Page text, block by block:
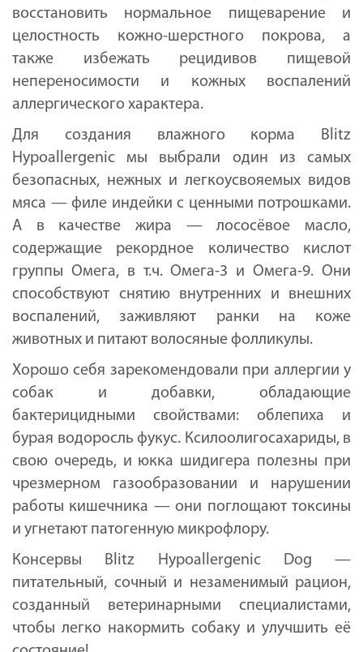
восстановить нормальное пищеварение и
целостность кожно-шерстного покрова, а
также избежать рецидивов пищевой
непереносимости и кожных воспалений
аллергического характера.
Для создания влажного корма Blitz
Hypoallergenic мы выбрали один из самых
безопасных, нежных и легкоусвояемых видов
мяса — филе индейки с ценными потрошками.
А в качестве жира — лососёвое масло,
содержащие рекордное количество кислот
группы Омега, в т.ч. Омега-3 и Омега-9. Они
способствуют снятию внутренних и внешних
воспалений, заживляют ранки на коже
животных и питают волосяные фолликулы.
Хорошо себя зарекомендовали при аллергии у
собак и добавки, обладающие
бактерицидными свойствами: облепиха и
бурая водоросль фукус. Ксилоолигосахариды, в
свою очередь, и юкка шидигера полезны при
чрезмерном газообразовании и нарушении
работы кишечника — они поглощают токсины
и угнетают патогенную микрофлору.
Консервы Blitz Hypoallergenic Dog —
питательный, сочный и незаменимый рацион,
созданный ветеринарными специалистами,
чтобы легко накормить собаку и улучшить её